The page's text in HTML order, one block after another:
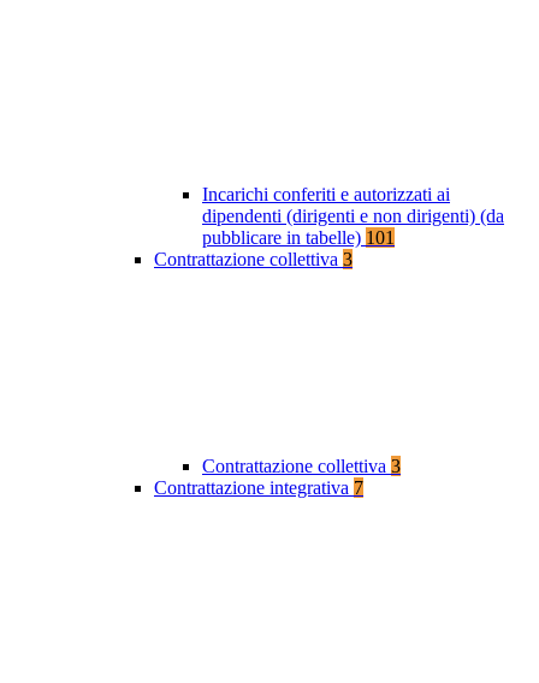
Incarichi conferiti e autorizzati ai
dipendenti (dirigenti e non dirigenti) (da
pubblicare in tabelle) 101
Contrattazione collettiva 3
Contrattazione collettiva 3
Contrattazione integrativa 7